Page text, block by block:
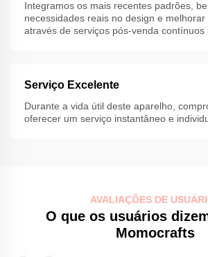
Integramos os mais recentes padrões,
necessidades reais no design e melhorar
através de serviços pós-venda contínuos
Serviço Excelente
Durante a vida útil deste aparelho,
oferecer um serviço instantâneo e
AVALIAÇÕES DE
O que os usuários
Momocrafts